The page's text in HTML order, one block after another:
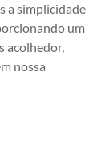
a simplicidade
um
acolhedor,
nossa